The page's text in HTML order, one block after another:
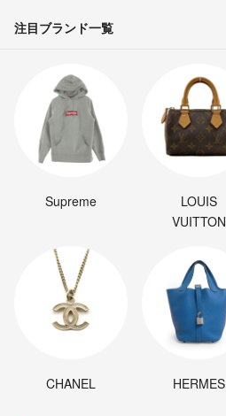
注目ブランド一覧
Supreme
LOUIS
VUITTON
CHANEL HERMES